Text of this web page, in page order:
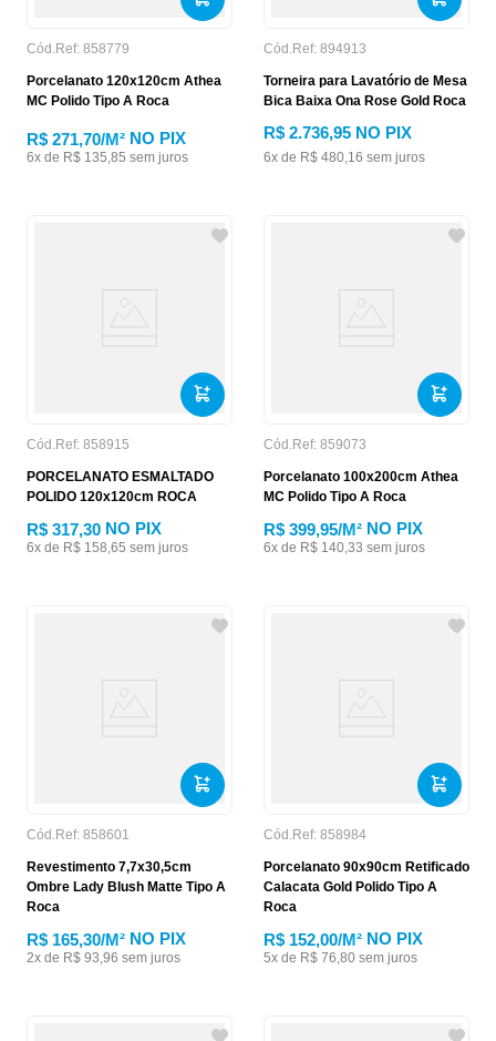
Cód.Ref: 858779
Porcelanato 120x120cm Athea
MC Polido Tipo A Roca
R$ 271,70/M² NO PIX
6x de R$ 135,85 sem juros
Cód.Ref: 894913
Torneira para Lavatório de Mesa
Bica Baixa Ona Rose Gold Roca
R$ 2.736,95 NO PIX
6x de R$ 480,16 sem juros
Cód.Ref: 858915
PORCELANATO ESMALTADO
POLIDO 120x120cm ROCA
R$ 317,30 NO PIX
6x de R$ 158,65 sem juros
Cód.Ref: 859073
Porcelanato 100x200cm Athea
MC Polido Tipo A Roca
R$ 399,95/M² NO PIX
6x de R$ 140,33 sem juros
Cód.Ref: 858601
Revestimento 7,7x30,5cm
Ombre Lady Blush Matte Tipo A
Roca
R$ 165,30/M² NO PIX
2x de R$ 93,96 sem juros
Cód.Ref: 858984
Porcelanato 90x90cm Retificado
Calacata Gold Polido Tipo A
Roca
R$ 152,00/M² NO PIX
5x de R$ 76,80 sem juros